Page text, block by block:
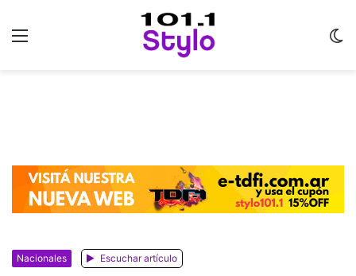
Nacionales Escuchar artículo